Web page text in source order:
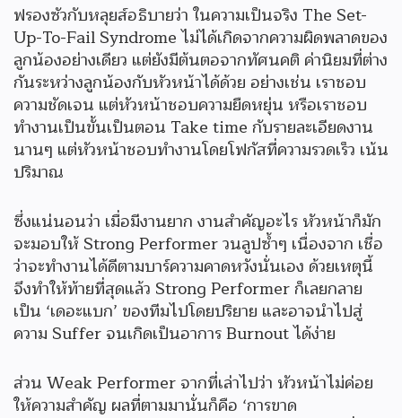
ฟรองซัวกับหลุยส์อธิบายว่า ในความเป็นจริง The Set-
Up-To-Fail Syndrome ไม่ได้เกิดจากความผิดพลาดของ
ลูกน้องอย่างเดียว แต่ยังมีต้นตอจากทัศนคติ ค่านิยมที่ต่าง
กันระหว่างลูกน้องกับหัวหน้าได้ด้วย อย่างเช่น เราชอบ
ความชัดเจน แต่หัวหน้าชอบความยืดหยุ่น หรือเราชอบ
ทำงานเป็นขั้นเป็นตอน Take time กับรายละเอียดงาน
นานๆ แต่หัวหน้าชอบทำงานโดยโฟกัสที่ความรวดเร็ว เน้น
ปริมาณ
ซึ่งแน่นอนว่า เมื่อมีงานยาก งานสำคัญอะไร หัวหน้าก็มัก
จะมอบให้ Strong Performer วนลูปซ้ำๆ เนื่องจาก เชื่อ
ว่าจะทำงานได้ดีตามบาร์ความคาดหวังนั่นเอง ด้วยเหตุนี้
จึงทำให้ท้ายที่สุดแล้ว Strong Performer ก็เลยกลาย
เป็น ‘เดอะแบก’ ของทีมไปโดยปริยาย และอาจนำไปสู่
ความ Suffer จนเกิดเป็นอาการ Burnout ได้ง่าย
ส่วน Weak Performer จากที่เล่าไปว่า หัวหน้าไม่ค่อย
ให้ความสำคัญ ผลที่ตามมานั่นก็คือ ‘การขาด